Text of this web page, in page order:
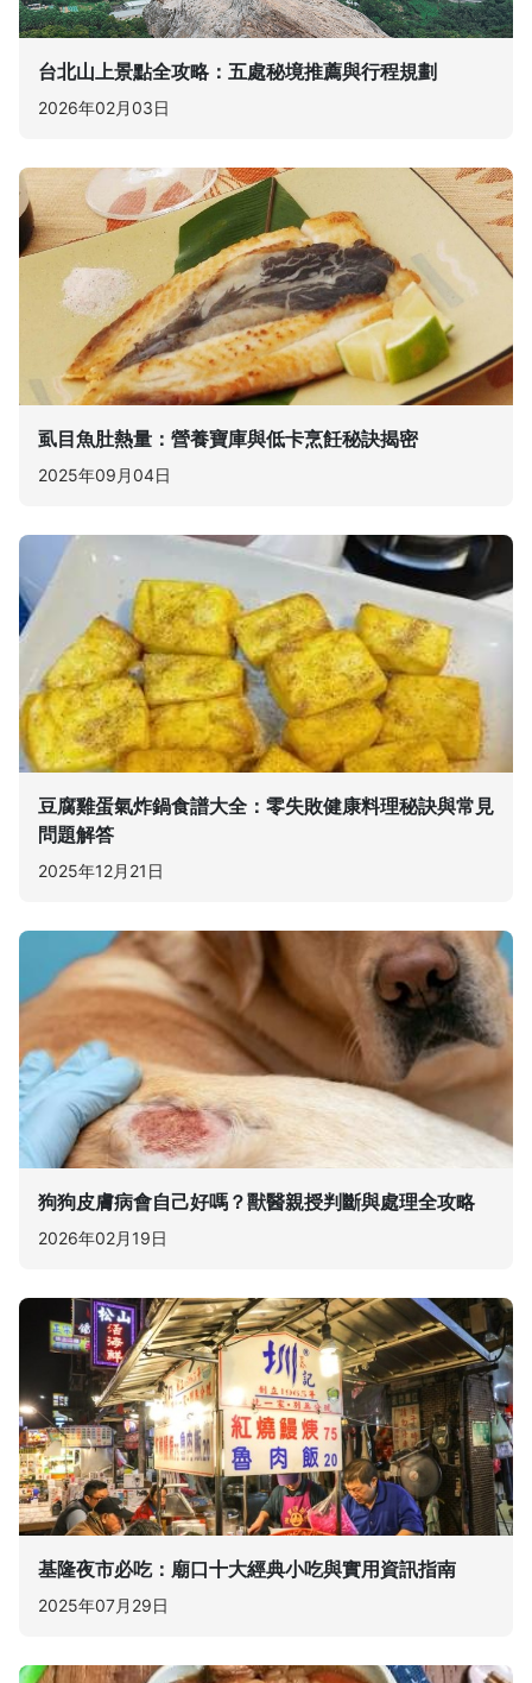
台北山上景點全攻略：五處秘境推薦與行程規劃
2026年02月03日
虱目魚肚熱量：營養寶庫與低卡烹飪秘訣揭密
2025年09月04日
豆腐雞蛋氣炸鍋食譜大全：零失敗健康料理秘訣與常見
問題解答
2025年12月21日
狗狗皮膚病會自己好嗎？獸醫親授判斷與處理全攻略
2026年02月19日
基隆夜市必吃：廟口十大經典小吃與實用資訊指南
2025年07月29日